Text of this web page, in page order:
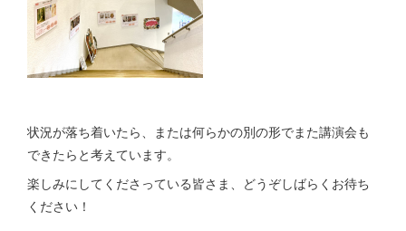
状況が落ち着いたら、または何らかの別の形でまた講演会も
できたらと考えています。
楽しみにしてくださっている皆さま、どうぞしばらくお待ち
ください！